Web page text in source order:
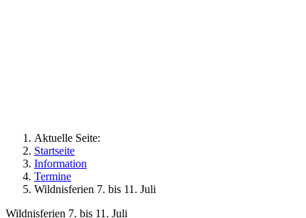
Aktuelle Seite:
Startseite
Information
Termine
Wildnisferien 7. bis 11. Juli
Wildnisferien 7. bis 11. Juli